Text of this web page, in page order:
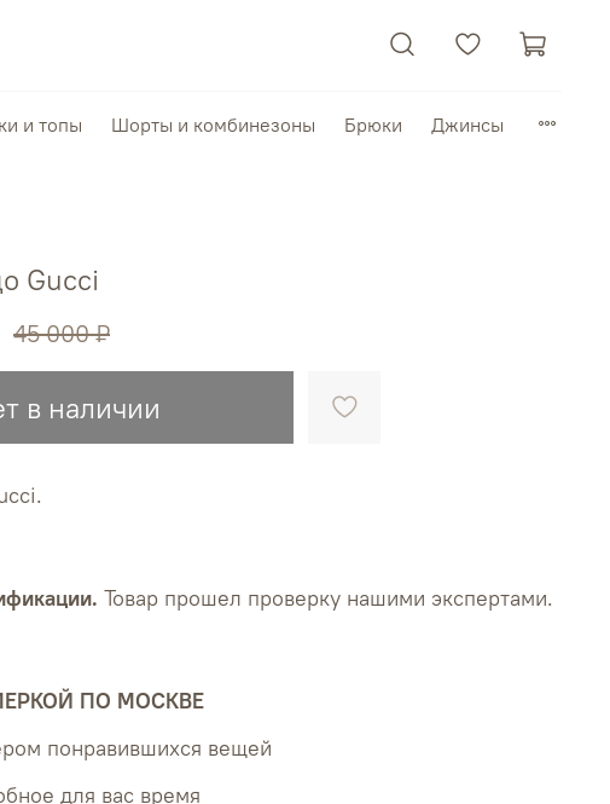
и топы Шорты и комбинезоны Брюки Джинсы
Gucci
45 000 ₽
в наличии
Товар прошел проверку нашими экспертами.
ПО МОСКВЕ
понравившихся вещей
для вас время